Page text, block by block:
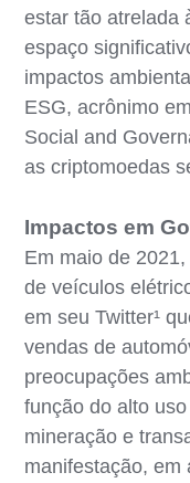
estar tão atrelada
espaço
impactos
ESG, acrônimo
Social and
as criptomoedas
Impactos em
Em maio de
de veículos
em seu Twitter¹
vendas de
preocupações
função do alto
mineração e
manifestação, em